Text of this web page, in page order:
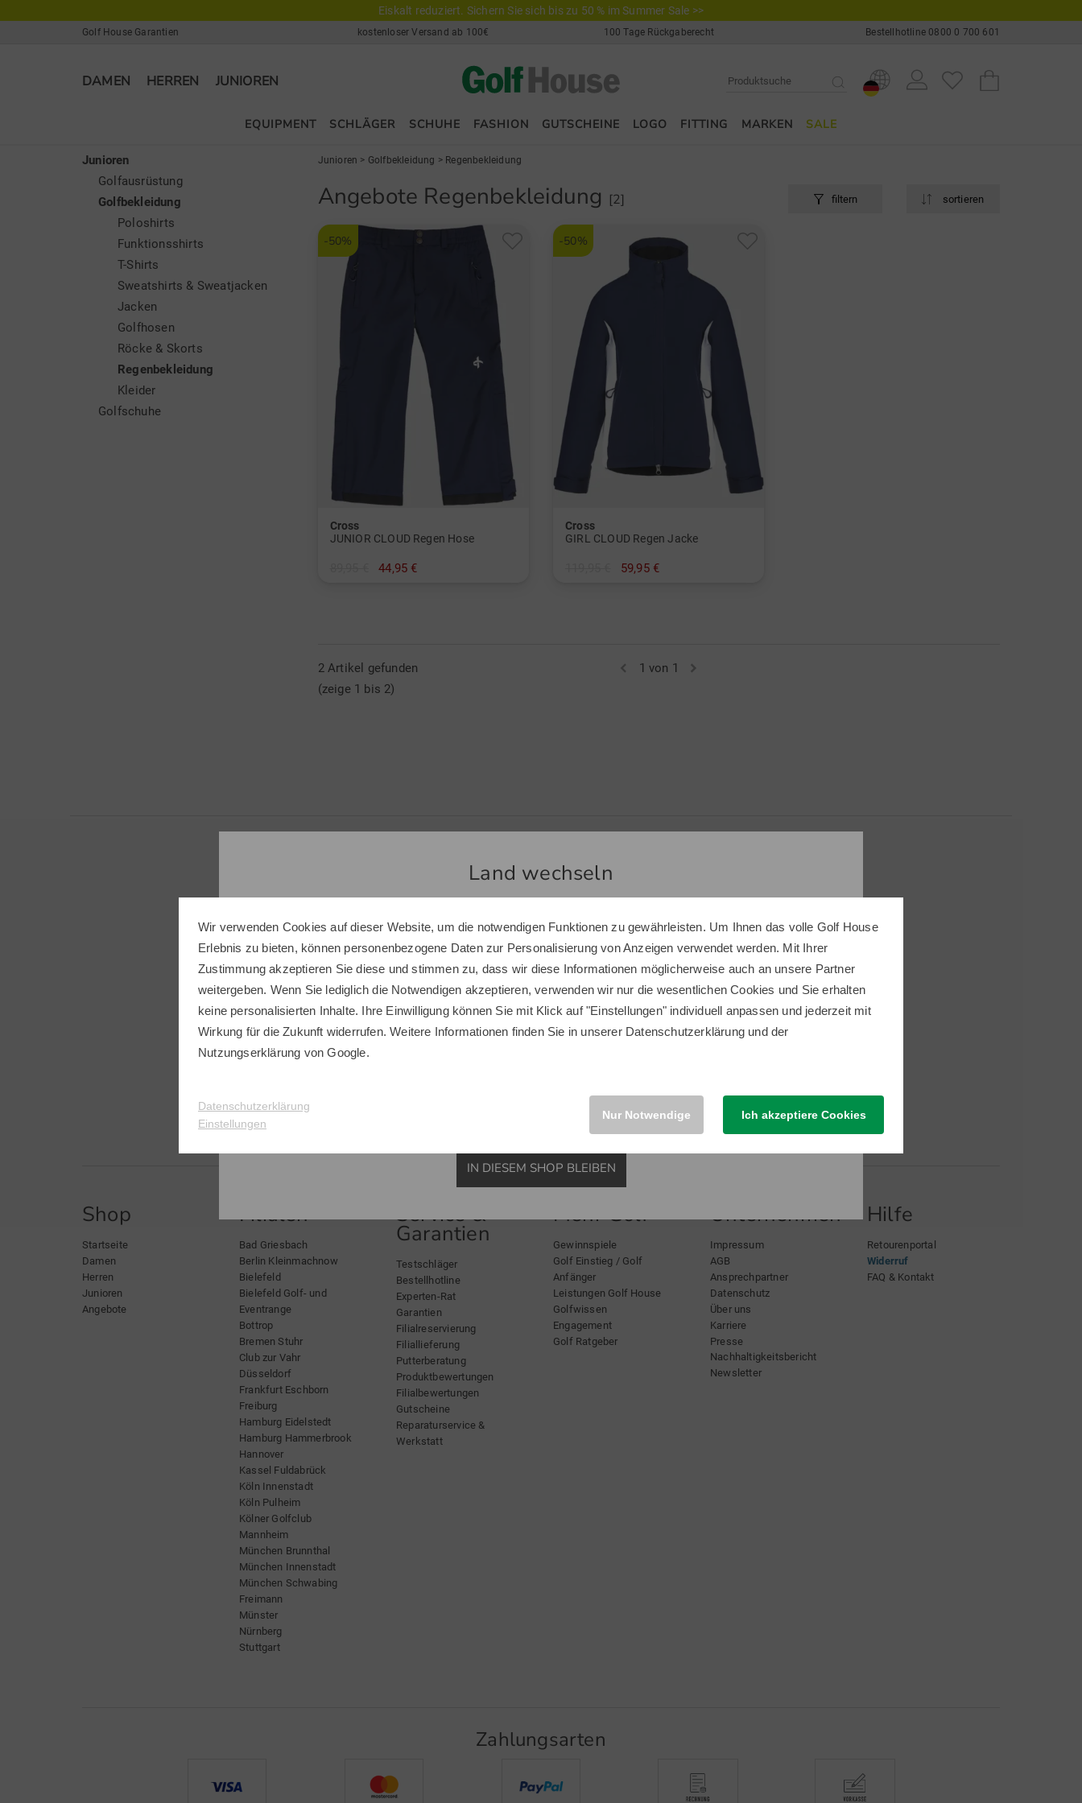
Eiskalt reduziert. Sichern Sie sich bis zu 50 % im Summer Sale >>
Golf House Garantien kostenloser Versand ab 100€ 100 Tage Rückgaberecht Bestellhotline 0800 0 700 601
DAMEN HERREN JUNIOREN
EQUIPMENT SCHLÄGER SCHUHE FASHION GUTSCHEINE LOGO FITTING MARKEN SALE
Junioren
Golfausrüstung
Golfbekleidung
Poloshirts
Funktionsshirts
T-Shirts
Sweatshirts & Sweatjacken
Jacken
Golfhosen
Röcke & Skorts
Regenbekleidung
Kleider
Golfschuhe
Junioren > Golfbekleidung > Regenbekleidung
Angebote Regenbekleidung [2] filtern sortieren
-50%
Cross
JUNIOR CLOUD Regen Hose
44,95 €
-50%
Cross
GIRL CLOUD Regen Jacke
59,95 €
2 Artikel gefunden
(zeige 1 bis 2)
1 von 1
Golf House im Social Web
Folgen Sie uns auf Facebook & Co und erfahren Sie alles Wissenswerte rund ums Thema
Shop
Startseite
Damen
Herren
Junioren
Angebote
Filialen
Bad Griesbach
Berlin Kleinmachnow
Bielefeld
Bielefeld Golf- und
Eventrange
Bottrop
Bremen Stuhr
Club zur Vahr
Düsseldorf
Frankfurt Eschborn
Freiburg
Hamburg Eidelstedt
Hamburg Hammerbrook
Hannover
Kassel Fuldabrück
Köln Innenstadt
Köln Pulheim
Kölner Golfclub
Mannheim
München Brunnthal
München Innenstadt
München Schwabing
Freimann
Münster
Nürnberg
Stuttgart
Service &
Garantien
Testschläger
Bestellhotline
Experten-Rat
Garantien
Filialreservierung
Filiallieferung
Putterberatung
Produktbewertungen
Filialbewertungen
Gutscheine
Reparaturservice &
Werkstatt
Mehr Golf
Gewinnspiele
Golf Einstieg / Golf
Anfänger
Leistungen Golf House
Golfwissen
Engagement
Golf Ratgeber
Unternehmen
Impressum
AGB
Ansprechpartner
Datenschutz
Über uns
Karriere
Presse
Nachhaltigkeitsbericht
Newsletter
Hilfe
Retourenportal
Widerruf
FAQ & Kontakt
Zahlungsarten
Land wechseln
Sie scheinen sich in einem anderen Land zu befinden.
Möchten Sie den Golf House Shop wechseln?
IN DIESEM SHOP BLEIBEN
Wir verwenden Cookies auf dieser Website, um die notwendigen Funktionen zu gewährleisten. Um Ihnen das volle Golf House
Erlebnis zu bieten, können personenbezogene Daten zur Personalisierung von Anzeigen verwendet werden. Mit Ihrer
Zustimmung akzeptieren Sie diese und stimmen zu, dass wir diese Informationen möglicherweise auch an unsere Partner
weitergeben. Wenn Sie lediglich die Notwendigen akzeptieren, verwenden wir nur die wesentlichen Cookies und Sie erhalten
keine personalisierten Inhalte. Ihre Einwilligung können Sie mit Klick auf "Einstellungen" individuell anpassen und jederzeit mit
Wirkung für die Zukunft widerrufen. Weitere Informationen finden Sie in unserer Datenschutzerklärung und der
Nutzungserklärung von Google.
Datenschutzerklärung
Einstellungen
Nur Notwendige Ich akzeptiere Cookies